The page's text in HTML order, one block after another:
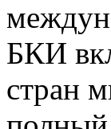
БКИ
стран